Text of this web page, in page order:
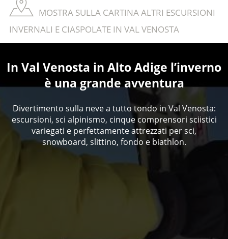
MOSTRA SULLA CARTINA ALTRI ESCURSIONI
INVERNALI E CIASPOLATE IN VAL VENOSTA
In Val Venosta in Alto Adige l’inverno
è una grande avventura
Divertimento sulla neve a tutto tondo in Val Venosta:
escursioni, sci alpinismo, cinque comprensori sciistici
variegati e perfettamente attrezzati per sci,
snowboard, slittino, fondo e biathlon.